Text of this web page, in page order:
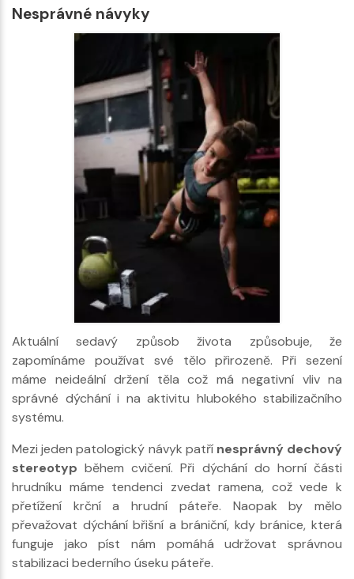
Nesprávné návyky
Aktuální sedavý způsob života způsobuje, že
zapomínáme používat své tělo přirozeně. Při sezení
máme neideální držení těla což má negativní vliv na
správné dýchání i na aktivitu hlubokého stabilizačního
systému.
Mezi jeden patologický návyk patří nesprávný dechový
stereotypběhem cvičení. Při dýchání do horní části
hrudníku máme tendenci zvedat ramena, což vede k
přetížení krční a hrudní páteře. Naopak by mělo
převažovat dýchání břišní a brániční, kdy bránice, která
funguje jako píst nám pomáhá udržovat správnou
stabilizaci bederního úseku páteře.